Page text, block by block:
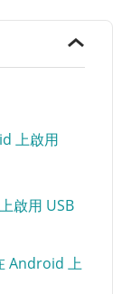
上啟用
啟用 USB
Android 上